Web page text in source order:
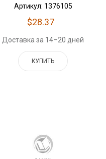
Артикул: 1376105
$28.37
Доставка за 14–20 дней
КУПИТЬ